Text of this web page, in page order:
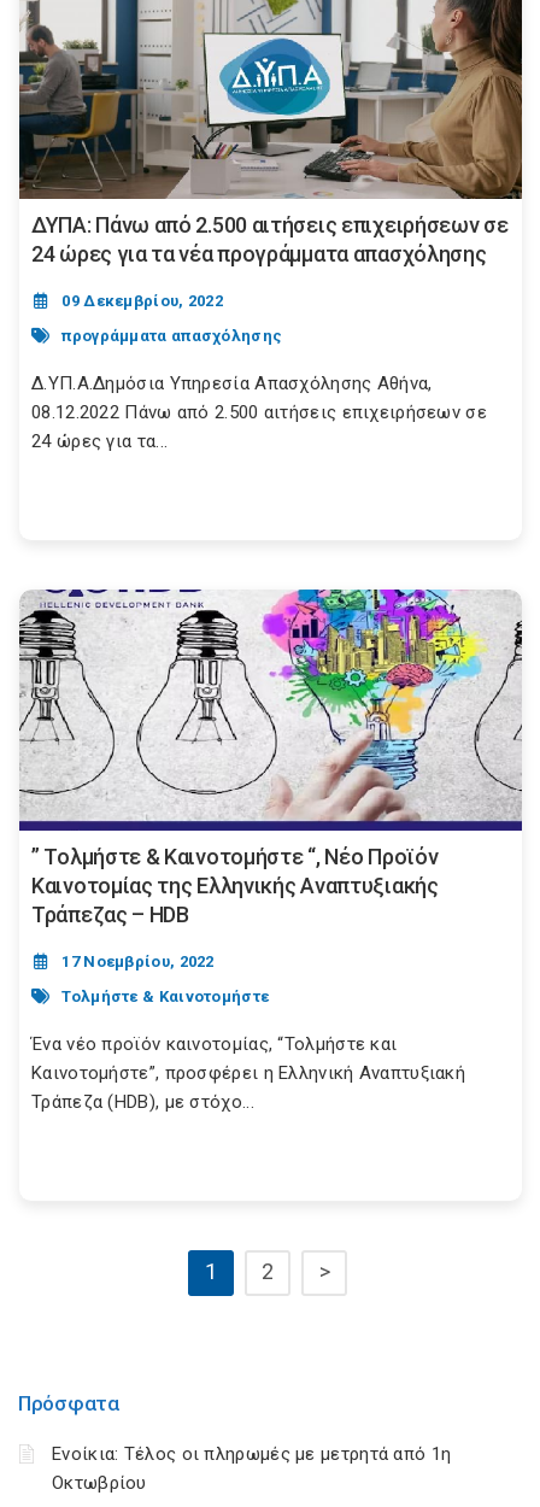
Πρόσφατα
Ενοίκια: Τέλος οι πληρωμές με μετρητά από 1η
Οκτωβρίου
ΔΥΠΑ: Πάνω από 2.500 αιτήσεις επιχειρήσεων σε
24 ώρες για τα νέα προγράμματα απασχόλησης
09 Δεκεμβρίου, 2022
προγράμματα απασχόλησης
Δ.ΥΠ.Α.Δημόσια Υπηρεσία Απασχόλησης Αθήνα,
08.12.2022 Πάνω από 2.500 αιτήσεις επιχειρήσεων σε
24 ώρες για τα...
” Τολμήστε & Καινοτομήστε “, Νέο Προϊόν
Καινοτομίας της Ελληνικής Αναπτυξιακής
Τράπεζας – HDB
17 Νοεμβρίου, 2022
Τολμήστε & Καινοτομήστε
Ένα νέο προϊόν καινοτομίας, “Τολμήστε και
Καινοτομήστε”, προσφέρει η Ελληνική Αναπτυξιακή
Τράπεζα (HDB), με στόχο...
1 2 >